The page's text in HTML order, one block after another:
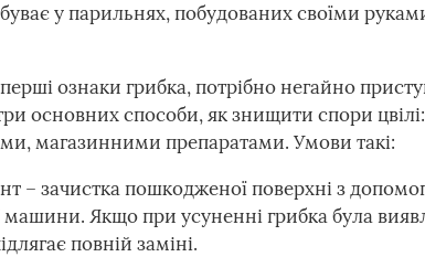
у парильнях, побудованих своїми
ознаки грибка, потрібно негайно
основних способи, як знищити спори
магазинними препаратами. Умови такі:
– зачистка пошкодженої поверхні з
Якщо при усуненні грибка була
повній заміні.